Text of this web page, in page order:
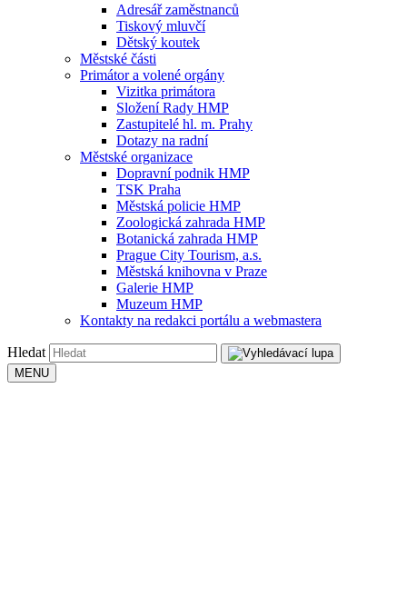
Adresář zaměstnanců
Tiskový mluvčí
Dětský koutek
Městské části
Primátor a volené orgány
Vizitka primátora
Složení Rady HMP
Zastupitelé hl. m. Prahy
Dotazy na radní
Městské organizace
Dopravní podnik HMP
TSK Praha
Městská policie HMP
Zoologická zahrada HMP
Botanická zahrada HMP
Prague City Tourism, a.s.
Městská knihovna v Praze
Galerie HMP
Muzeum HMP
Kontakty na redakci portálu a webmastera
Hledat
MENU